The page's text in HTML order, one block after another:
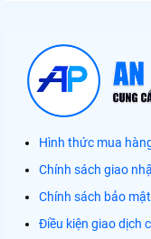
Hình thức mua
Chính sách giao
Chính sách bảo mật
Điều kiện giao dịch